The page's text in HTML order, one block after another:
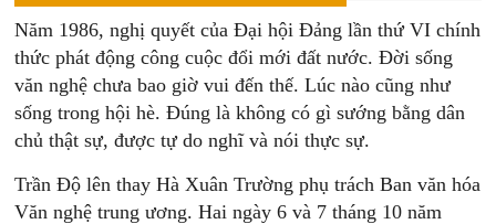
Năm 1986, nghị quyết của Đại hội Đảng lần thứ VI chính
thức phát động công cuộc đổi mới đất nước. Đời sống
văn nghệ chưa bao giờ vui đến thế. Lúc nào cũng như
sống trong hội hè. Đúng là không có gì sướng bằng dân
chủ thật sự, được tự do nghĩ và nói thực sự.
Trần Độ lên thay Hà Xuân Trường phụ trách Ban văn hóa
Văn nghệ trung ương. Hai ngày 6 và 7 tháng 10 năm